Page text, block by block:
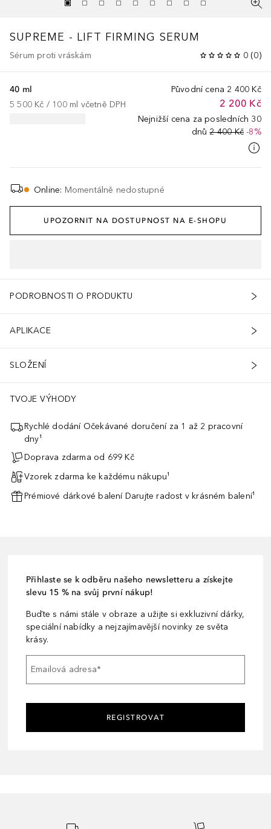
SUPREME - LIFT FIRMING SERUM
Sérum proti vráskám 0 (0)
Původní cena 2 400 Kč
2 200 Kč
Nejnižší cena za posledních 30
dnů 2 400 Kč -8%
40 ml
5 500 Kč / 100 ml včetně DPH
Online: Momentálně nedostupné
UPOZORNIT NA DOSTUPNOST NA E-SHOPU
PODROBNOSTI O PRODUKTU
APLIKACE
SLOŽENÍ
TVOJE VÝHODY
Rychlé dodání Očekávané doručení za 1 až 2 pracovní
dny¹
Doprava zdarma od 699 Kč
Vzorek zdarma ke každému nákupu¹
Prémiové dárkové balení Darujte radost v krásném balení¹
Přihlaste se k odběru našeho newsletteru a získejte
slevu 15 % na svůj první nákup!
Buďte s námi stále v obraze a užijte si exkluzivní dárky,
speciální nabídky a nejzajímavější novinky ze světa
krásy.
Emailová adresa*
REGISTROVAT